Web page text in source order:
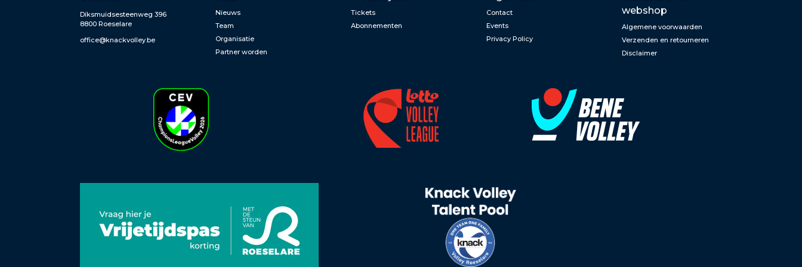
Diksmuidsesteenweg 396
8800 Roeselare
office@knackvolley.be
Nieuws
Team
Organisatie
Partner worden
Tickets
Abonnementen
Contact
Events
Privacy Policy
webshop
Algemene voorwaarden
Verzenden en retourneren
Disclaimer